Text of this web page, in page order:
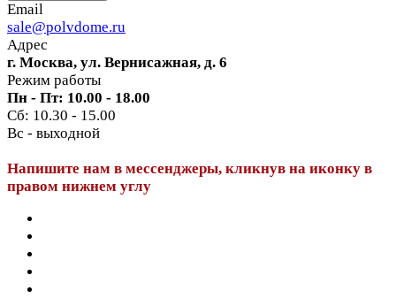
Email
sale@polvdome.ru
Адрес
г. Москва, ул. Вернисажная, д. 6
Режим работы
Пн - Пт: 10.00 - 18.00
Сб: 10.30 - 15.00
Вс - выходной
Напишите нам в мессенджеры, кликнув на иконку в
правом нижнем углу